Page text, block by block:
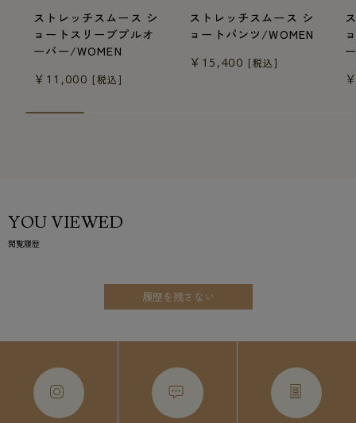
ストレッチスムース シ
ョートスリーブプルオ
ーバー/WOMEN
￥11,000 [税込]
ストレッチスムース シ
ョートパンツ/WOMEN
￥15,400 [税込]
YOU VIEWED
閲覧履歴
履歴を残さない